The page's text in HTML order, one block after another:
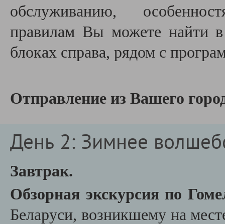
обслуживанию,
правилам Вы можете найти
блоках справа, рядом с
Отправление из Вашего
День 2: Зимнее
Завтрак.
Обзорная экскурсия по
Беларуси, возникшему на